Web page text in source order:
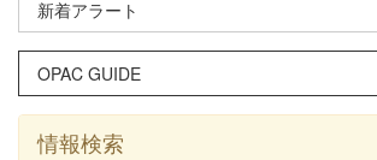
新着アラート
OPAC GUIDE
情報検索